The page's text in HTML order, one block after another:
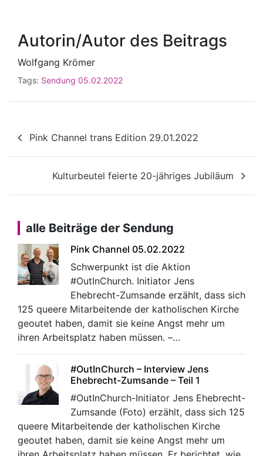
Autorin/Autor des Beitrags
Wolfgang Krömer
Tags: Sendung 05.02.2022
Beitragsnavigation
Pink Channel trans Edition 29.01.2022
Kulturbeutel feierte 20-jähriges Jubiläum
alle Beiträge der Sendung
Pink Channel 05.02.2022
Schwerpunkt ist die Aktion
#OutInChurch. Initiator Jens
Ehebrecht-Zumsande erzählt, dass sich
125 queere Mitarbeitende der katholischen Kirche
geoutet haben, damit sie keine Angst mehr um
ihren Arbeitsplatz haben müssen. –…
#OutInChurch – Interview Jens
Ehebrecht-Zumsande – Teil 1
#OutInChurch-Initiator Jens Ehebrecht-
Zumsande (Foto) erzählt, dass sich 125
queere Mitarbeitende der katholischen Kirche
geoutet haben, damit sie keine Angst mehr um